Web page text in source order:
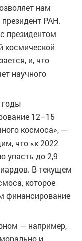
нам
РАН.
президентом
космической
и, что
научного
годы
12–15
космоса», —
что «к 2022
упасть до 2,9
В текущем
которое
финансирование
— например,
и